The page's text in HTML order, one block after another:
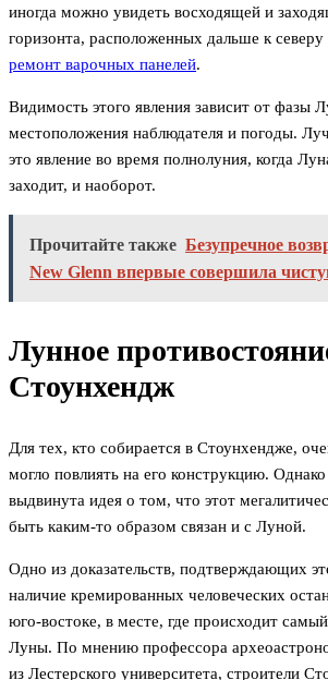
иногда можно увидеть восходящей и
горизонта, расположенных дальше к
ремонт варочных панелей.
Видимость этого явления зависит от фазы
местоположения наблюдателя и погоды.
это явление во время полнолуния, когда
заходит, и наоборот.
Прочитайте также Безупречное
New Glenn впервые совершила
Лунное
Стоунхендж
Для тех, кто собирается в Стоунхендже,
могло повлиять на его конструкцию.
выдвинута идея о том, что этот
быть каким-то образом связан и с Луной.
Одно из доказательств, подтверждающих
наличие кремированных человеческих
юго-востоке, в месте, где происходит
Луны. По мнению профессора
из Лестерского университета, строители